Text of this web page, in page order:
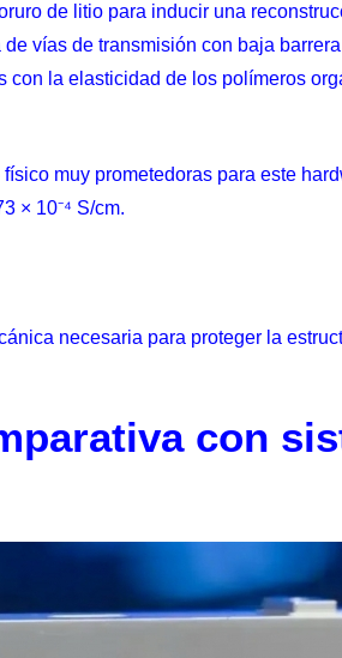
de litio para inducir una
vías de transmisión con baja
la elasticidad de los polímeros
muy prometedoras para este
× 10⁻⁴ S/cm.
necesaria para proteger la
con